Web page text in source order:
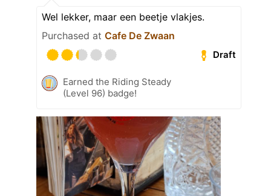
Wel lekker, maar een beetje vlakjes.
Purchased at Cafe De Zwaan
Draft
Earned the Riding Steady
(Level 96) badge!